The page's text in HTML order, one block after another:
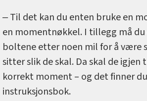
‒ Til det kan du enten bruke en
en momentnøkkel. I tillegg må
boltene etter noen mil for å være
sitter slik de skal. Da skal de igjen
korrekt moment – og det finner
instruksjonsbok.